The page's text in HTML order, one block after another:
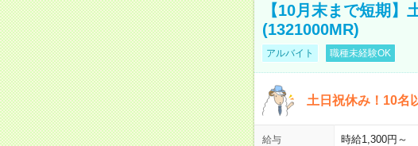
【10月末まで短期
(1321000MR)
アルバイト 職種未経験OK
土日祝休み！10名
給与
時給1,300円～